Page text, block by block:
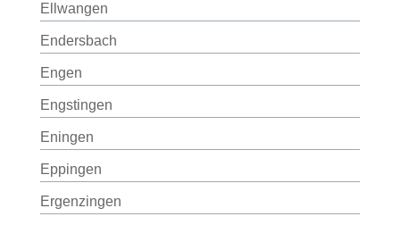
Ellwangen
Endersbach
Engen
Engstingen
Eningen
Eppingen
Ergenzingen